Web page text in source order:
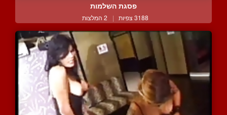
פסגת השלמות
3188 צפיות | 2 המלצות